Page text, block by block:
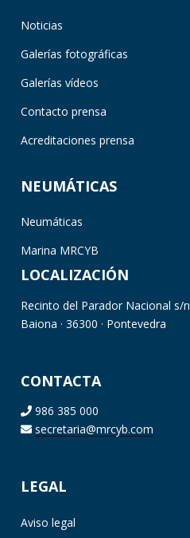
Noticias
Galerías fotográficas
Galerías vídeos
Contacto prensa
Acreditaciones prensa
NEUMÁTICAS
Neumáticas
Marina MRCYB
LOCALIZACIÓN
Recinto del Parador Nacional s/n
Baiona · 36300 · Pontevedra
CONTACTA
986 385 000
secretaria@mrcyb.com
LEGAL
Aviso legal